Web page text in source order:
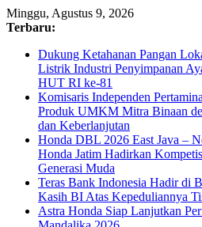
Minggu, Agustus 9, 2026
Terbaru:
Dukung Ketahanan Pangan
Listrik Industri Penyimpanan
HUT RI ke-81
Komisaris Independen
Produk UMKM Mitra Binaan
dan Keberlanjutan
Honda DBL 2026 East Java –
Honda Jatim Hadirkan
Generasi Muda
Teras Bank Indonesia Hadir di
Kasih BI Atas Kepeduliannya
Astra Honda Siap Lanjutkan